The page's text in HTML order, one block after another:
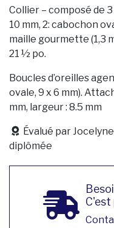
Collier – composé de
10 mm, 2: cabochon
maille gourmette (1,3
21 ½ po.
Boucles d’oreilles
ovale, 9 x 6 mm).
mm, largeur : 8.5 mm
Évalué par
diplômée
C'est